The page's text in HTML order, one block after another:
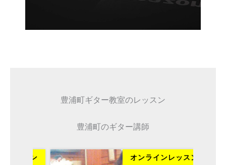
豊浦町ギター教室のレッスン
豊浦町のギター講師
オンラインレッスン